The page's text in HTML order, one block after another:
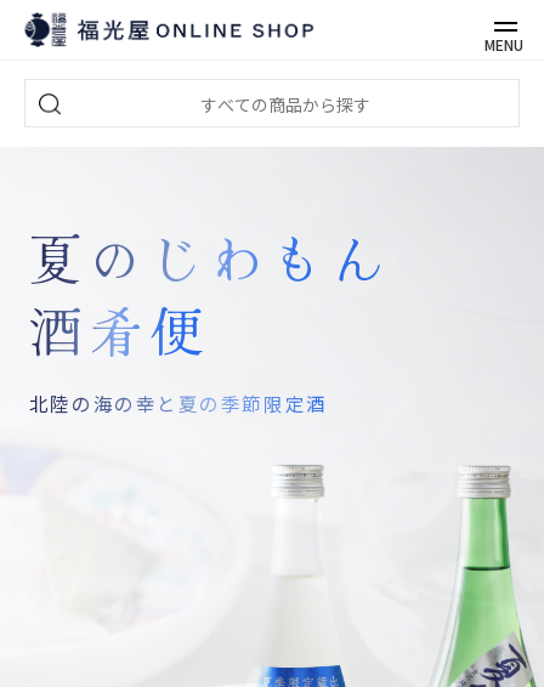
MENU
夏のじわもん
酒肴便
北陸の海の幸と夏の季節限定酒